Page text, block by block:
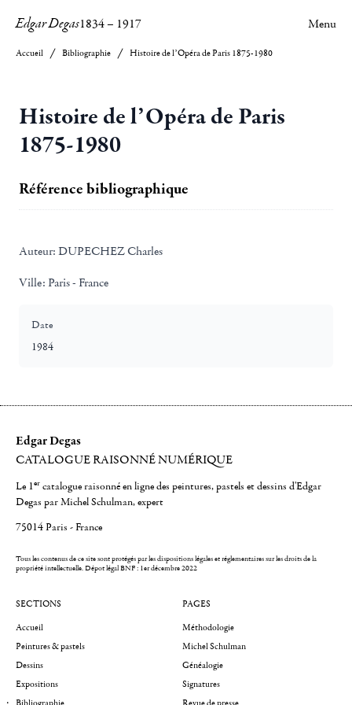
Edgar Degas1834– 1917 Menu
Accueil Bibliographie Histoire de l’Opéra de Paris 1875-1980
Histoire de l’Opéra de Paris
1875-1980
Référence bibliographique
Auteur: DUPECHEZ Charles
Ville: Paris - France
Date
1984
Edgar Degas
CATALOGUE RAISONNÉ NUMÉRIQUE
Le 1er catalogue raisonné en ligne des peintures, pastels et dessins d'Edgar
Degas par Michel Schulman, expert
75014 Paris - France
Tous les contenus de ce site sont protégés par les dispositions légales et réglementaires sur les droits de la
propriété intellectuelle.Dépot légal BNF : 1er décembre 2022
SECTIONS
Accueil
Peintures & pastels
Dessins
Expositions
PAGES
Méthodologie
Michel Schulman
Généalogie
Signatures